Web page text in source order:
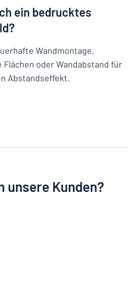
ein bedrucktes
Wandmontage,
oder Wandabstand für
Abstandseffekt.
unsere Kunden?